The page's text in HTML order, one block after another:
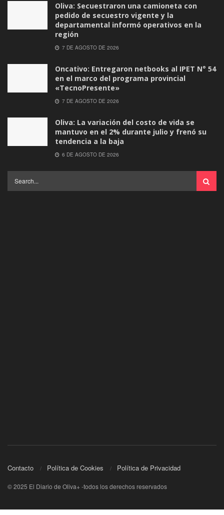
Oliva: Secuestraron una camioneta con
pedido de secuestro vigente y la
departamental informó operativos en la
región
7 DE AGOSTO DE 2026
Oncativo: Entregaron netbooks al IPET N° 54
en el marco del programa provincial
«TecnoPresente»
7 DE AGOSTO DE 2026
Oliva: La variación del costo de vida se
mantuvo en el 2% durante julio y frenó su
tendencia a la baja
6 DE AGOSTO DE 2026
Contacto Política de Cookies Política de Privacidad
© 2025 El Diario de Oliva+ -todos los derechos reservados